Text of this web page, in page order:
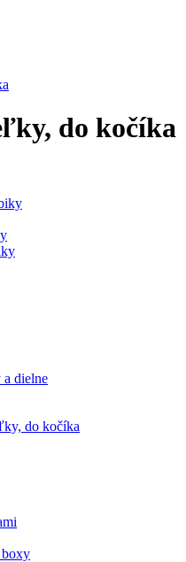
do kočíka
dielne
do kočíka
boxy